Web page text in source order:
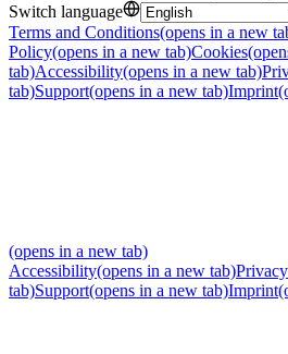
Switch language
Terms and Conditions(opens in a new
Policy(opens in a new tab)Cookies
tab)Accessibility(opens in a new tab)
tab)Support(opens in a new tab)Imprint
(opens in a new tab)
Accessibility(opens in a new tab)
tab)Support(opens in a new tab)Imprint